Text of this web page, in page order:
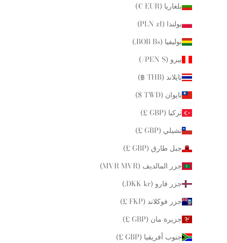
بلغاريا (EUR €)
بولندا (PLN zł)
بوليفيا (BOB Bs.)
بيرو (PEN S/)
تايلاند (THB ฿)
تايوان (TWD $)
تركيا (GBP £)
تشيلي (GBP £)
جبل طارق (GBP £)
جزر المالديف (MVR MVR)
جزر فارو (DKK kr.)
جزر فوكلاند (FKP £)
جزيرة مان (GBP £)
جنوب أفريقيا (GBP £)